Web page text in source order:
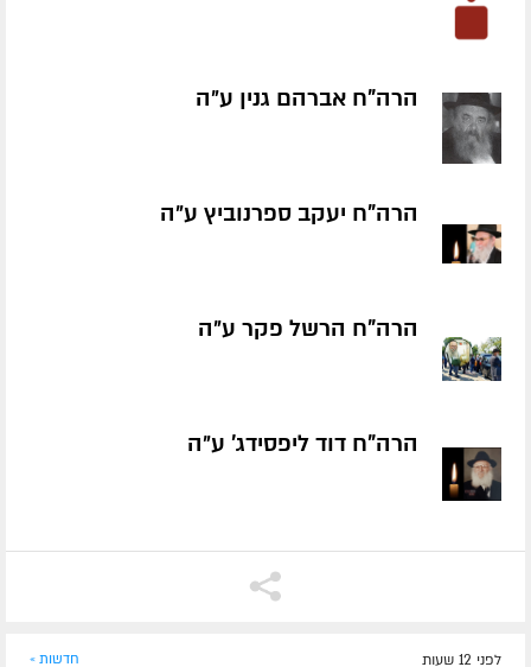
הרה"ח אברהם גנין ע״ה
הרה"ח יעקב ספרנוביץ ע״ה
הרה"ח הרשל פקר ע״ה
הרה"ח דוד ליפסידג' ע״ה
לפני 12 שעות חדשות »